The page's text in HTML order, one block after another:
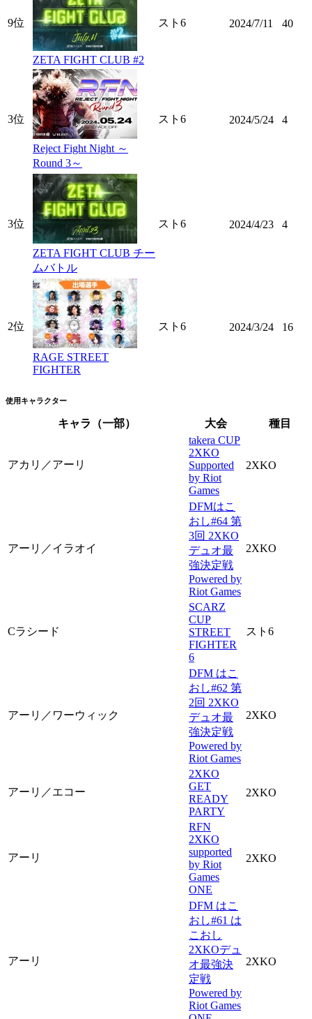
9位
ZETA FIGHT CLUB #2
スト6 2024/7/11 40
3位
Reject Fight Night ～
Round 3～
スト6 2024/5/24 4
3位
ZETA FIGHT CLUB チー
ムバトル
スト6 2024/4/23 4
2位
RAGE STREET
FIGHTER
スト6 2024/3/24 16
使用キャラクター
キャラ（一部） 大会 種目
アカリ／アーリ
takera CUP
2XKO
Supported
by Riot
Games
2XKO
アーリ／イラオイ
DFMはこ
おし#64 第
3回 2XKO
デュオ最
強決定戦
Powered by
Riot Games
2XKO
Cラシード
SCARZ
CUP
STREET
FIGHTER
6
スト6
アーリ／ワーウィック
DFM はこ
おし#62 第
2回 2XKO
デュオ最
強決定戦
Powered by
Riot Games
2XKO
アーリ／エコー
2XKO
GET
READY
PARTY
2XKO
アーリ
RFN
2XKO
supported
by Riot
Games
ONE
2XKO
アーリ
DFM はこ
おし#61 は
こおし
2XKOデュ
オ最強決
定戦
Powered by
Riot Games
2XKO